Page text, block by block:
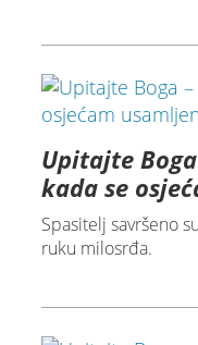
Upitajte
kada se
Spasitelj savršeno
ruku milosrđa.